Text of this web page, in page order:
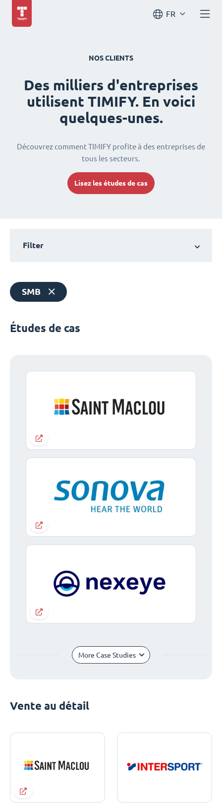
FR
NOS CLIENTS
Des milliers d'entreprises
utilisent TIMIFY. En voici
quelques-unes.
Découvrez comment TIMIFY profite à des entreprises de
tous les secteurs.
Lisez les études de cas
Filter
SMB
Études de cas
More Case Studies
Vente au détail